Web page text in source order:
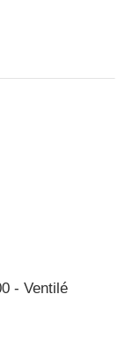
- Ventilé